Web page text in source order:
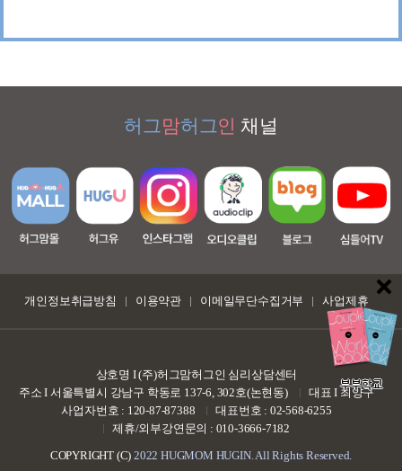
허그 맘허그인 채널
개인정보취급방침 이용약관 이메일무단수집거부 사업제휴
상호명 I (주)허그맘허그인 심리상담센터
주소 I 서울특별시 강남구 학동로 137-6, 302호(논현동)
대표 I 최양구
사업자번호 : 120-87-87388
대표번호 : 02-568-6255
제휴/외부강연문의 : 010-3666-7182
COPYRIGHT (C) 2022 HUGMOM HUGIN. All Rights Reserved.
부부학교